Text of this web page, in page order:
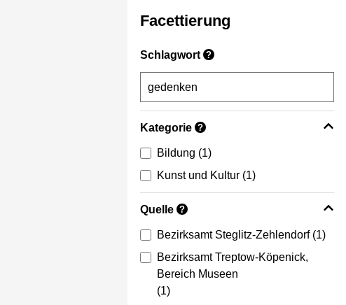
Facettierung
Schlagwort ?
Kategorie ?
Bildung (1)
Kunst und Kultur (1)
Quelle ?
Bezirksamt Steglitz-Zehlendorf (1)
Bezirksamt Treptow-Köpenick,
Bereich Museen
(1)